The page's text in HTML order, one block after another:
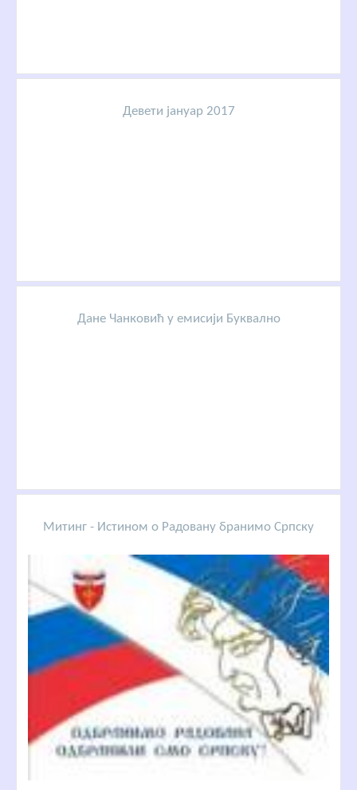
Девети јануар 2017
Дане Чанковић у емисији Буквално
Митинг - Истином о Радовану бранимо Српску